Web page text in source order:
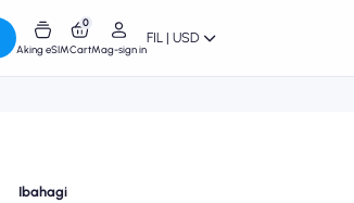
Aking eSIM
0
CartMag-sign in
FIL | USD
Ibahagi